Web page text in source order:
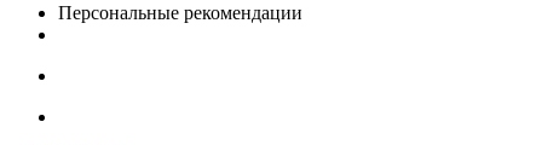
Персональные рекомендации